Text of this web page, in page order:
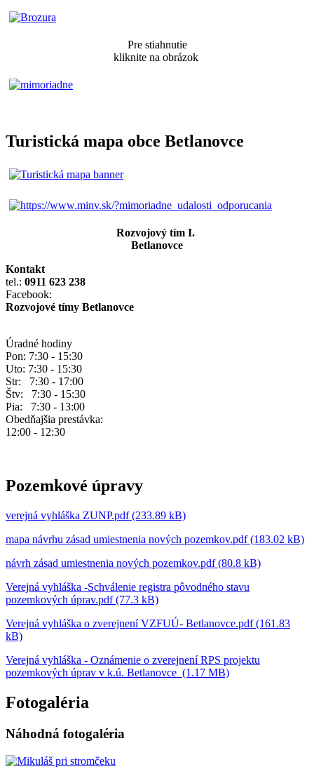
Pre stiahnutie
kliknite na obrázok
Turistická mapa obce Betlanovce
Rozvojový tím I.
Betlanovce
Kontakt
tel.: 0911 623 238
Facebook:
Rozvojové tímy Betlanovce
Úradné hodiny
Pon: 7:30 - 15:30
Uto: 7:30 - 15:30
Str: 7:30 - 17:00
Štv: 7:30 - 15:30
Pia: 7:30 - 13:00
Obedňajšia prestávka:
12:00 - 12:30
Pozemkové úpravy
verejná vyhláška ZUNP.pdf (233.89 kB)
mapa návrhu zásad umiestnenia nových pozemkov.pdf (183.02 kB)
návrh zásad umiestnenia nových pozemkov.pdf (80.8 kB)
Verejná vyhláška -Schválenie registra pôvodného stavu
pozemkových úprav.pdf (77.3 kB)
Verejná vyhláška o zverejnení VZFUÚ- Betlanovce.pdf (161.83
kB)
Verejná vyhláška - Oznámenie o zverejnení RPS projektu
pozemkových úprav v k.ú. Betlanovce (1.17 MB)
Fotogaléria
Náhodná fotogaléria